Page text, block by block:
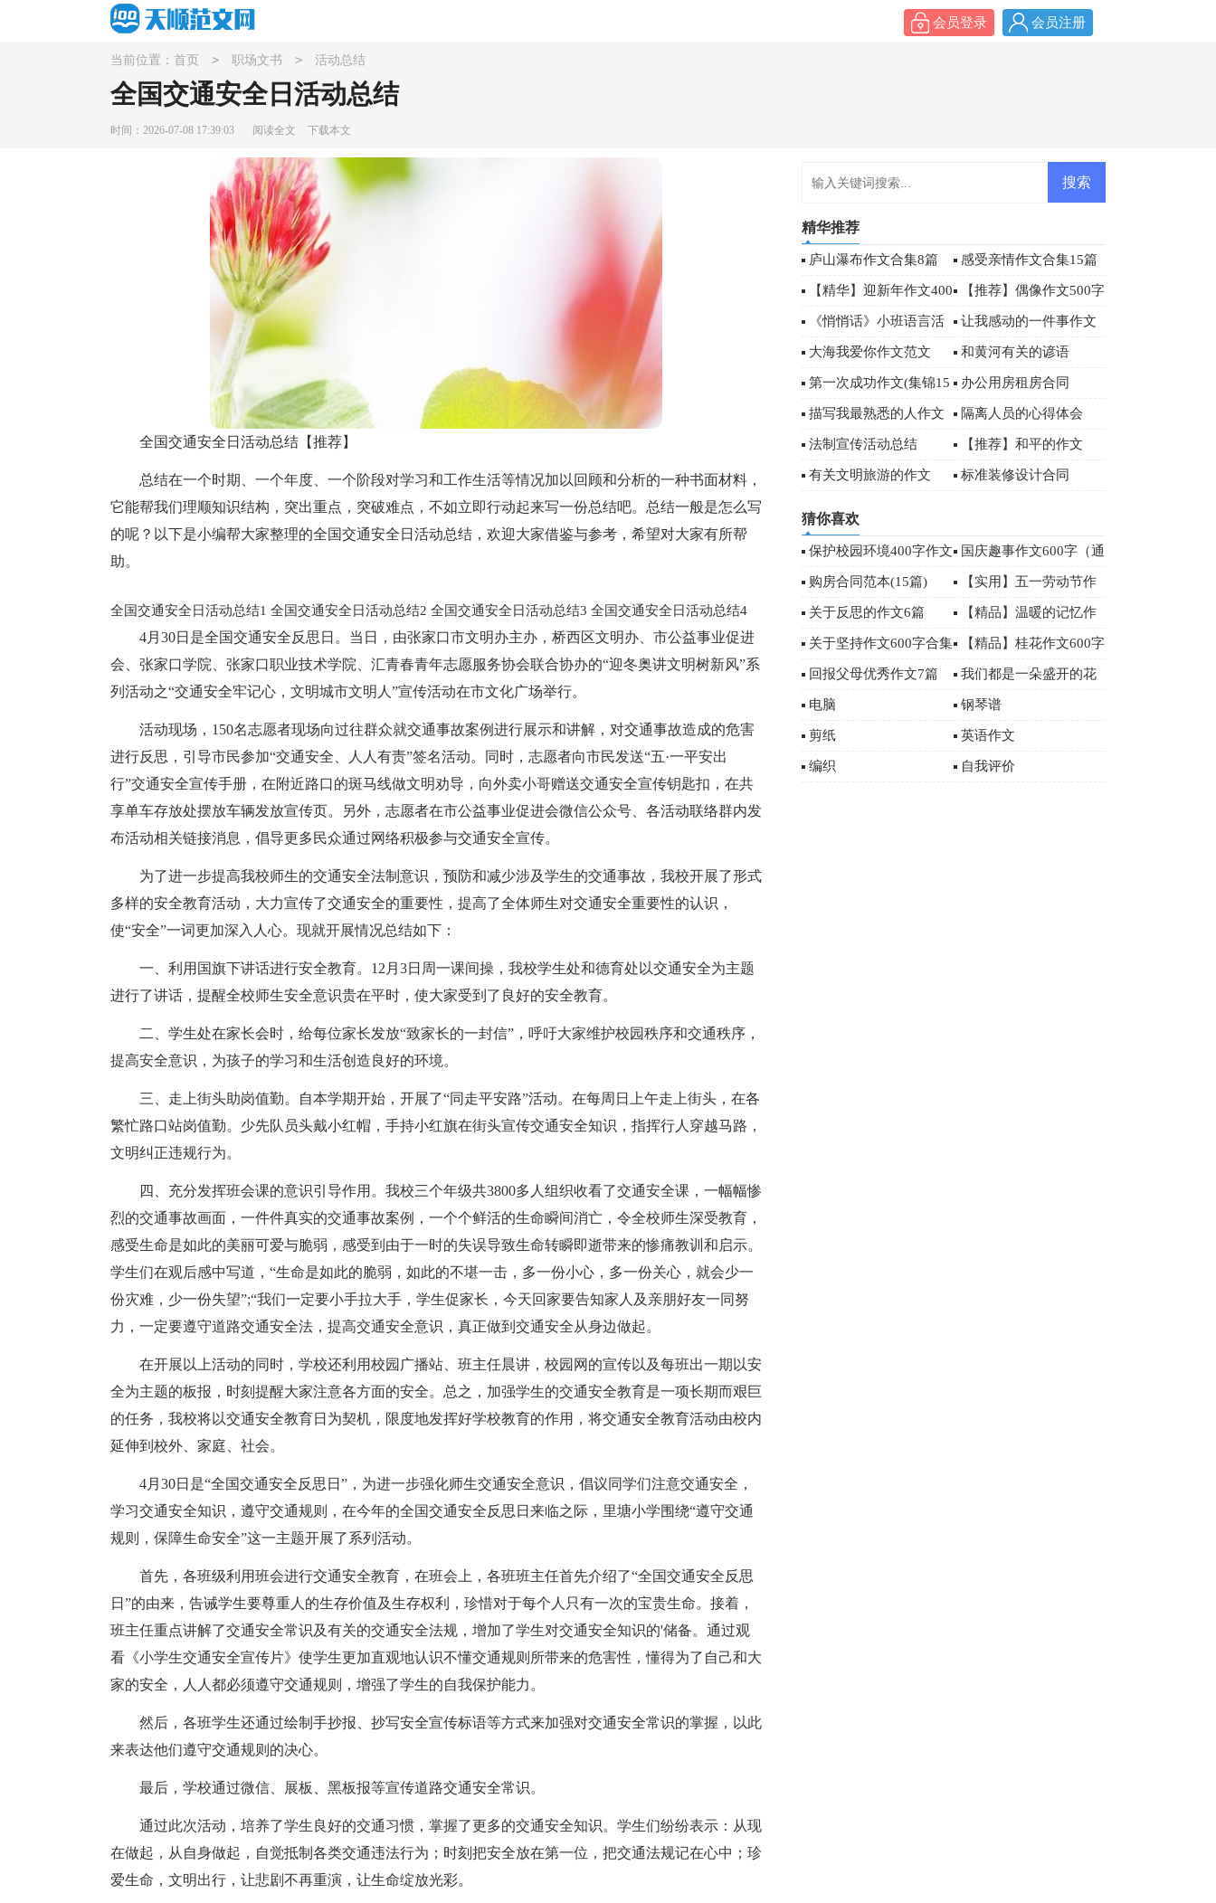
会员登录 会员注册
当前位置： 首页 > 职场文书 > 活动总结
全国交通安全日活动总结
时间：2026-07-08 17:39:03 阅读全文 下载本文
全国交通安全日活动总结【推荐】
总结在一个时期、一个年度、一个阶段对学习和工作生活等情况加以回顾和分析的一种书面材料，
它能帮我们理顺知识结构，突出重点，突破难点，不如立即行动起来写一份总结吧。总结一般是怎么写
的呢？以下是小编帮大家整理的全国交通安全日活动总结，欢迎大家借鉴与参考，希望对大家有所帮
助。
全国交通安全日活动总结1
4月30日是全国交通安全反思日。当日，由张家口市文明办主办，桥西区文明办、市公益事业促进
会、张家口学院、张家口职业技术学院、汇青春青年志愿服务协会联合协办的“迎冬奥讲文明树新风”系
列活动之“交通安全牢记心，文明城市文明人”宣传活动在市文化广场举行。
活动现场，150名志愿者现场向过往群众就交通事故案例进行展示和讲解，对交通事故造成的危害
进行反思，引导市民参加“交通安全、人人有责”签名活动。同时，志愿者向市民发送“五·一平安出
行”交通安全宣传手册，在附近路口的斑马线做文明劝导，向外卖小哥赠送交通安全宣传钥匙扣，在共
享单车存放处摆放车辆发放宣传页。另外，志愿者在市公益事业促进会微信公众号、各活动联络群内发
布活动相关链接消息，倡导更多民众通过网络积极参与交通安全宣传。
全国交通安全日活动总结2
为了进一步提高我校师生的交通安全法制意识，预防和减少涉及学生的交通事故，我校开展了形式
多样的安全教育活动，大力宣传了交通安全的重要性，提高了全体师生对交通安全重要性的认识，
使“安全”一词更加深入人心。现就开展情况总结如下：
一、利用国旗下讲话进行安全教育。12月3日周一课间操，我校学生处和德育处以交通安全为主题
进行了讲话，提醒全校师生安全意识贵在平时，使大家受到了良好的安全教育。
二、学生处在家长会时，给每位家长发放“致家长的一封信”，呼吁大家维护校园秩序和交通秩序，
提高安全意识，为孩子的学习和生活创造良好的环境。
三、走上街头助岗值勤。自本学期开始，开展了“同走平安路”活动。在每周日上午走上街头，在各
繁忙路口站岗值勤。少先队员头戴小红帽，手持小红旗在街头宣传交通安全知识，指挥行人穿越马路，
文明纠正违规行为。
四、充分发挥班会课的意识引导作用。我校三个年级共3800多人组织收看了交通安全课，一幅幅惨
烈的交通事故画面，一件件真实的交通事故案例，一个个鲜活的生命瞬间消亡，令全校师生深受教育，
感受生命是如此的美丽可爱与脆弱，感受到由于一时的失误导致生命转瞬即逝带来的惨痛教训和启示。
学生们在观后感中写道，“生命是如此的脆弱，如此的不堪一击，多一份小心，多一份关心，就会少一
份灾难，少一份失望”;“我们一定要小手拉大手，学生促家长，今天回家要告知家人及亲朋好友一同努
力，一定要遵守道路交通安全法，提高交通安全意识，真正做到交通安全从身边做起。
在开展以上活动的同时，学校还利用校园广播站、班主任晨讲，校园网的宣传以及每班出一期以安
全为主题的板报，时刻提醒大家注意各方面的安全。总之，加强学生的交通安全教育是一项长期而艰巨
的任务，我校将以交通安全教育日为契机，限度地发挥好学校教育的作用，将交通安全教育活动由校内
延伸到校外、家庭、社会。
全国交通安全日活动总结3
4月30日是“全国交通安全反思日”，为进一步强化师生交通安全意识，倡议同学们注意交通安全，
学习交通安全知识，遵守交通规则，在今年的全国交通安全反思日来临之际，里塘小学围绕“遵守交通
规则，保障生命安全”这一主题开展了系列活动。
首先，各班级利用班会进行交通安全教育，在班会上，各班班主任首先介绍了“全国交通安全反思
日”的由来，告诫学生要尊重人的生存价值及生存权利，珍惜对于每个人只有一次的宝贵生命。接着，
班主任重点讲解了交通安全常识及有关的交通安全法规，增加了学生对交通安全知识的'储备。通过观
看《小学生交通安全宣传片》使学生更加直观地认识不懂交通规则所带来的危害性，懂得为了自己和大
家的安全，人人都必须遵守交通规则，增强了学生的自我保护能力。
然后，各班学生还通过绘制手抄报、抄写安全宣传标语等方式来加强对交通安全常识的掌握，以此
来表达他们遵守交通规则的决心。
最后，学校通过微信、展板、黑板报等宣传道路交通安全常识。
通过此次活动，培养了学生良好的交通习惯，掌握了更多的交通安全知识。学生们纷纷表示：从现
在做起，从自身做起，自觉抵制各类交通违法行为；时刻把安全放在第一位，把交通法规记在心中；珍
爱生命，文明出行，让悲剧不再重演，让生命绽放光彩。
全国交通安全日活动总结4
精华推荐
庐山瀑布作文合集8篇 感受亲情作文合集15篇
【精华】迎新年作文400
字9篇
【推荐】偶像作文500字
合集八篇
《悄悄话》小班语言活
动教案
让我感动的一件事作文
400字
大海我爱你作文范文 和黄河有关的谚语
第一次成功作文(集锦15
篇)
办公用房租房合同
描写我最熟悉的人作文
500字
隔离人员的心得体会
法制宣传活动总结 【推荐】和平的作文
有关文明旅游的作文 标准装修设计合同
猜你喜欢
保护校园环境400字作文 国庆趣事作文600字（通
用35篇）
购房合同范本(15篇) 【实用】五一劳动节作
文400字10篇
关于反思的作文6篇 【精品】温暖的记忆作
文3篇
关于坚持作文600字合集
6篇
【精品】桂花作文600字
3篇
回报父母优秀作文7篇 我们都是一朵盛开的花
作文2篇
电脑 钢琴谱
剪纸 英语作文
编织 自我评价